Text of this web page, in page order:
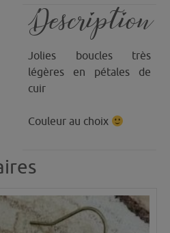
Description
Jolies boucles très
légères en pétales de
cuir
Couleur au choix